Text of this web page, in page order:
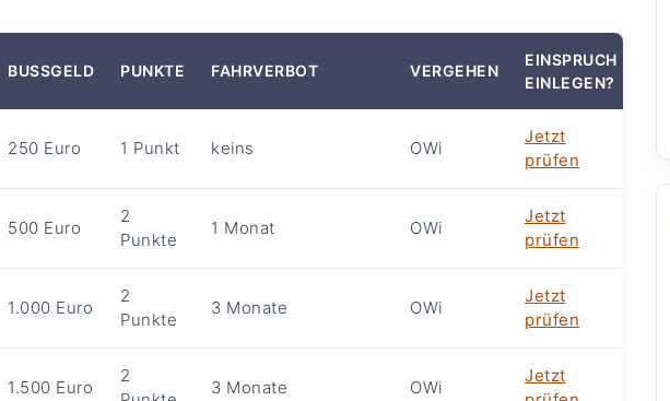
BUSSGELD PUNKTE FAHRVERBOT VERGEHEN
EINSPRUCH
EINLEGEN?
250 Euro 1 Punkt keins OWi
Jetzt
prüfen
500 Euro
2
Punkte
1 Monat OWi
Jetzt
prüfen
1.000 Euro
2
Punkte
3 Monate OWi
Jetzt
prüfen
1.500 Euro
2
3 Monate OWi
Jetzt